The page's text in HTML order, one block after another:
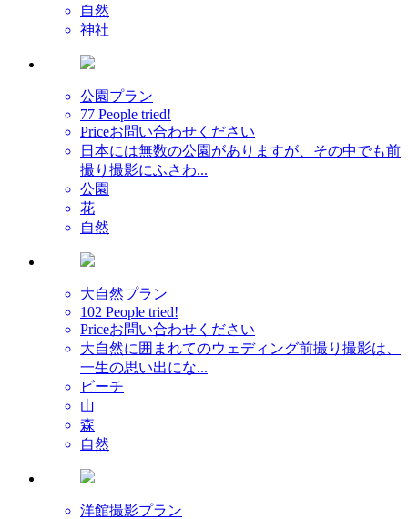
自然
神社
公園プラン
77 People tried!
Priceお問い合わせください
日本には無数の公園がありますが、その中でも前
撮り撮影にふさわ...
公園
花
自然
大自然プラン
102 People tried!
Priceお問い合わせください
大自然に囲まれてのウェディング前撮り撮影は、
一生の思い出にな...
ビーチ
山
森
自然
洋館撮影プラン